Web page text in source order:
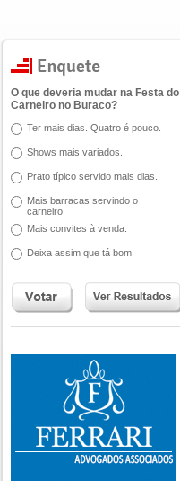
O que deveria mudar na Festa do
Carneiro no Buraco?
Ter mais dias. Quatro é pouco.
Shows mais variados.
Prato típico servido mais dias.
Mais barracas servindo o
carneiro.
Mais convites à venda.
Deixa assim que tá bom.